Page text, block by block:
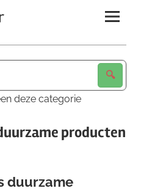
deze categorie
producten
duurzame